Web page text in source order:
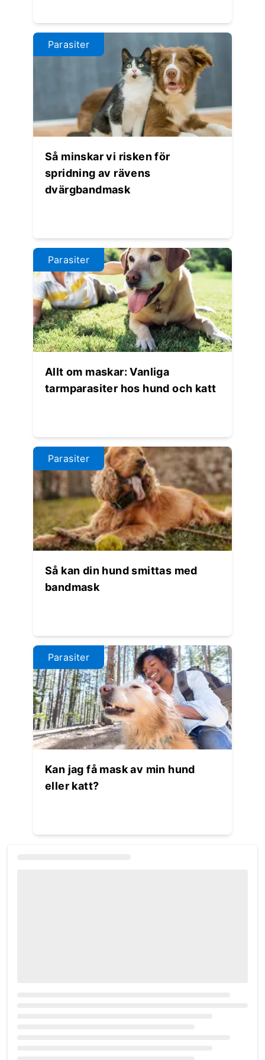
Parasiter
Så minskar vi risken för
spridning av rävens
dvärgbandmask
Parasiter
Allt om maskar: Vanliga
tarmparasiter hos hund och katt
Parasiter
Så kan din hund smittas med
bandmask
Parasiter
Kan jag få mask av min hund
eller katt?